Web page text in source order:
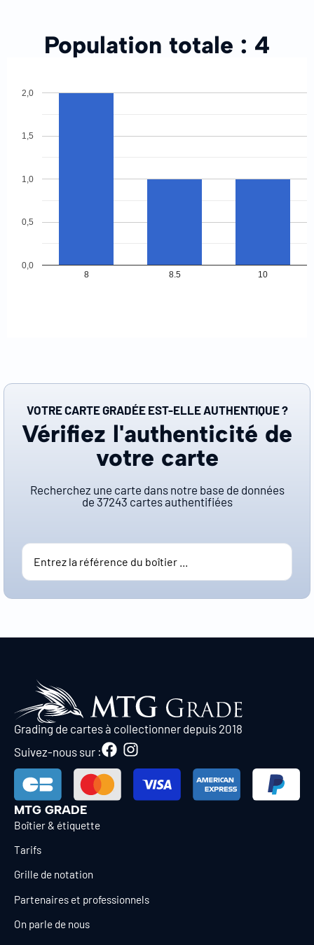
Population totale : 4
8 8.5 10
0,0
0,5
1,0
1,5
2,0
VOTRE CARTE GRADÉE EST-ELLE AUTHENTIQUE ?
Vérifiez l'authenticité de
votre carte
Recherchez une carte dans notre base de données
de 37243 cartes authentifiées
Grading de cartes à collectionner depuis 2018
Suivez-nous sur :
MTG GRADE
Boîtier & étiquette
Tarifs
Grille de notation
Partenaires et professionnels
On parle de nous